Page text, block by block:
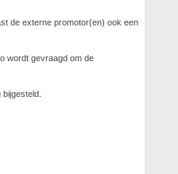
de externe promotor(en) ook een
wordt gevraagd om de